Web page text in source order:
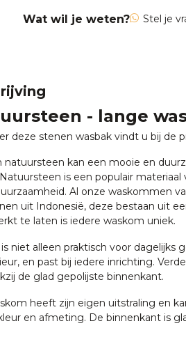
Wat wil je weten? Stel je
- lange
deze stenen wasbak vindt u bij de
natuursteen kan een mooie en
is een populair materiaal
Al onze waskommen
uit Indonesië, deze bestaan uit
te laten is iedere waskom uniek.
niet alleen praktisch voor dagelijks
en past bij iedere inrichting.
de glad gepolijste binnenkant.
heeft zijn eigen uitstraling en
en afmeting. De binnenkant is